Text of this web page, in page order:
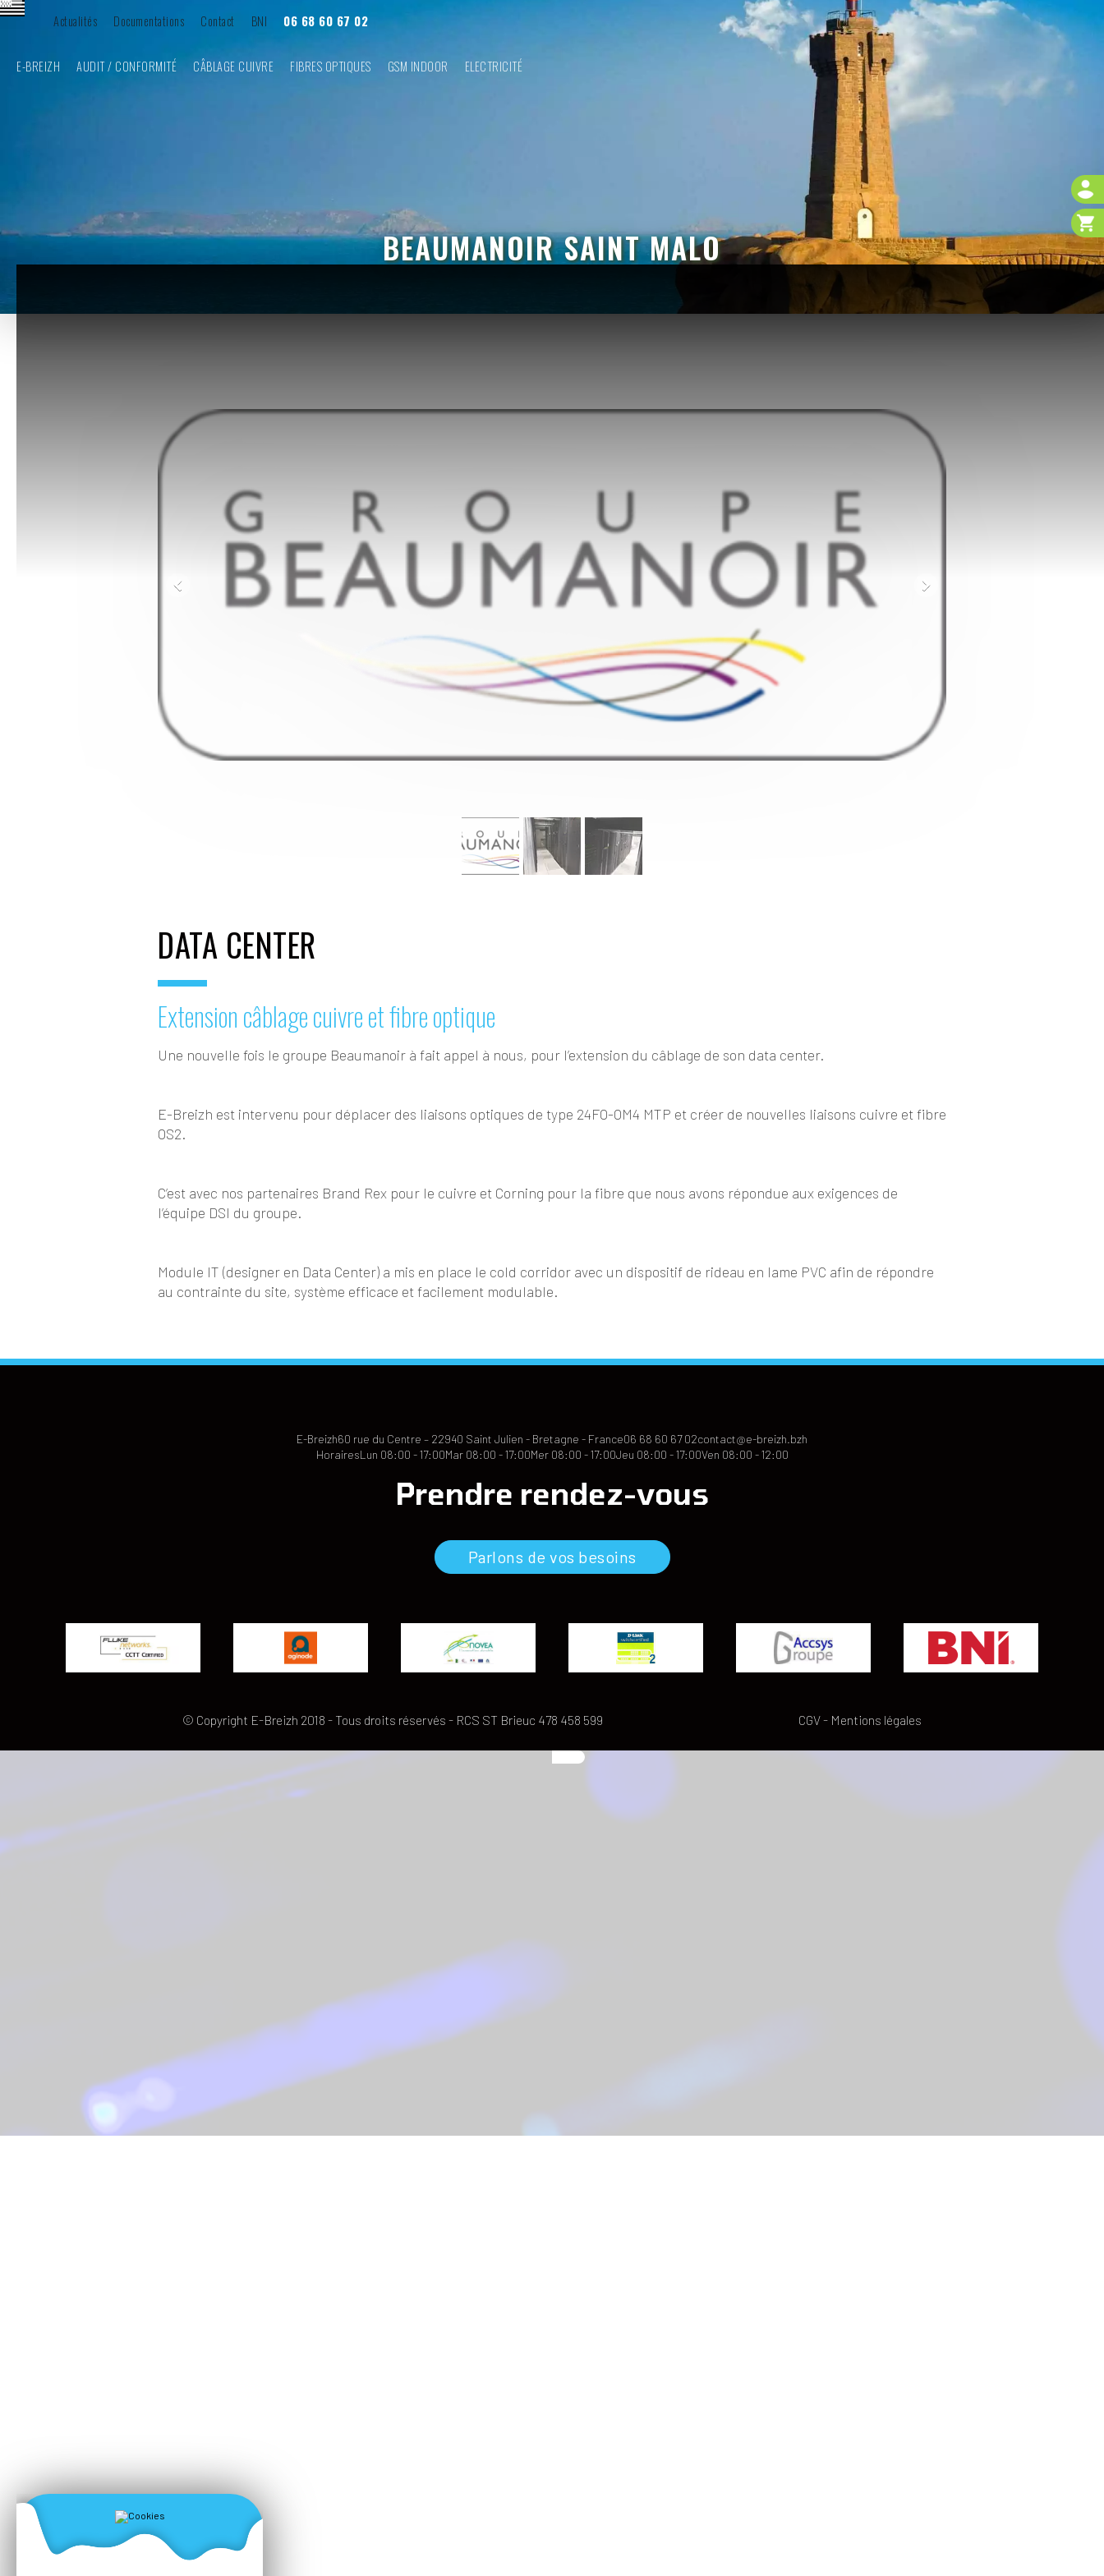
Actualités Documentations Contact BNI 06 68 60 67 02
E-BREIZH AUDIT / CONFORMITÉ CÂBLAGE CUIVRE FIBRES OPTIQUES GSM INDOOR ELECTRICITÉ
BEAUMANOIR SAINT MALO
DATA CENTER
Extension câblage cuivre et fibre optique
Une nouvelle fois le groupe Beaumanoir à fait appel à nous, pour l’extension du câblage de son data center.
E-Breizh est intervenu pour déplacer des liaisons optiques de type 24FO-OM4 MTP et créer de nouvelles liaisons cuivre et fibre
OS2.
C’est avec nos partenaires Brand Rex pour le cuivre et Corning pour la fibre que nous avons répondue aux exigences de
l’équipe DSI du groupe.
Module IT (designer en Data Center) a mis en place le cold corridor avec un dispositif de rideau en lame PVC afin de répondre
au contrainte du site, système efficace et facilement modulable.
E-Breizh60 rue du Centre – 22940 Saint Julien - Bretagne - France06 68 60 67 02contact@e-breizh.bzh
HorairesLun 08:00 - 17:00Mar 08:00 - 17:00Mer 08:00 - 17:00Jeu 08:00 - 17:00Ven 08:00 - 12:00
Prendre rendez-vous
Parlons de vos besoins
© Copyright E-Breizh 2018 - Tous droits réservés - RCS ST Brieuc 478 458 599 CGV- Mentions légales